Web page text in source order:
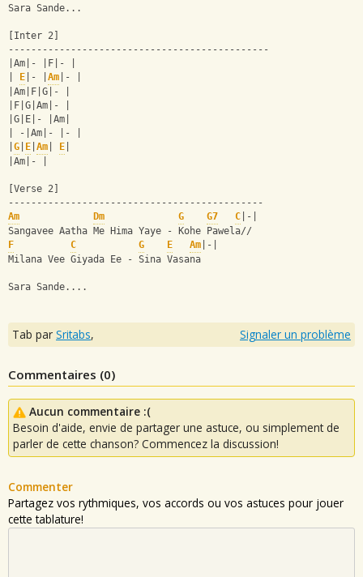
Sara Sande...
[Inter 2]
----------------------------------------------
|Am|- |F|- |
E |- | Am |- |
|Am|F|G|- |
|F|G|Am|- |
|G|E|- |Am|
| -|Am|- |- |
G E Am E
|Am|- |
[Verse 2]
---------------------------------------------
Am
Dm G G7 C |-|
Sangavee Aatha Me Hima Yaye - Kohe Pawela//
F
C G E Am |-|
Milana Vee Giyada Ee - Sina Vasana
Sara Sande....
Tab par Sritabs, Signaler un problème
Commentaires (0)
Aucun commentaire :(
Besoin d'aide, envie de partager une astuce, ou simplement de
parler de cette chanson? Commencez la discussion!
Commenter
Partagez vos rythmiques, vos accords ou vos astuces pour jouer
cette tablature!